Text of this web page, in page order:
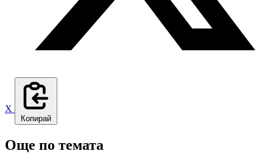
X
Копирай
Още по темата